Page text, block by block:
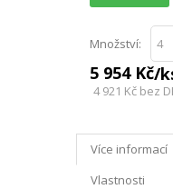
Množství:
5 954 Kč/
4 921 Kč bez
Více informací
Vlastnosti